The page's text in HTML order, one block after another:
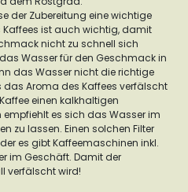
der Zubereitung eine wichtige
Kaffees ist auch wichtig, damit
nicht zu schnell sich
Wasser für den Geschmack in
das Wasser nicht die richtige
das Aroma des Kaffees verfälscht
einen kalkhaltigen
empfiehlt es sich das Wasser im
zu lassen. Einen solchen Filter
es gibt Kaffeemaschinen inkl.
im Geschäft. Damit der
verfälscht wird!